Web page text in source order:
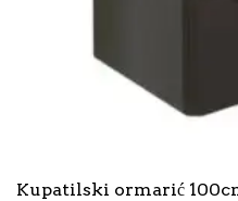
Kupatilski ormarić